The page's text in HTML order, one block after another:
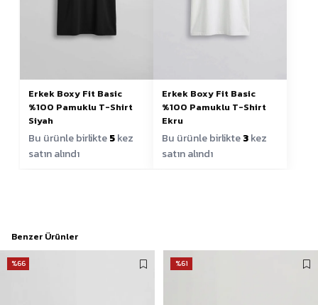
Erkek Boxy Fit Basic
%100 Pamuklu T-Shirt
Siyah
Bu ürünle birlikte5kez
satın alındı
Erkek Boxy Fit Basic
%100 Pamuklu T-Shirt
Ekru
Bu ürünle birlikte3kez
satın alındı
Benzer Ürünler
%66 %61